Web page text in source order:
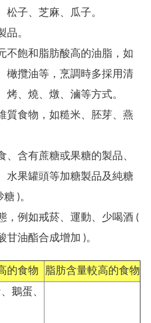
松子、芝麻、瓜子。
品。
不飽和脂肪酸高的油脂，如
橄攬油等，烹調時多採用清
烤、燒、燉、滷等方式。
質食物，如糙米、胚芽、燕
、含有蔗糖或果糖的製品、
水果罐頭等加糖製品及純糖
)。
，例如戒菸、運動、少喝酒 (
甘油酯合成增加 )。
的食物 脂肪含量較高的食物
鵝蛋、